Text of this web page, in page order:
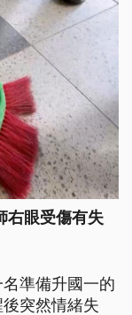
右眼受傷有失
準備升國一的
突然情緒失